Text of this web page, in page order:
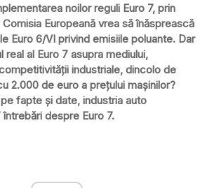
noilor reguli Euro 7, prin
Europeană vrea să înăsprească
Euro 6/VI privind emisiile poluante. Dar
al Euro 7 asupra mediului,
industriale, dincolo de
2.000 de euro a prețului mașinilor?
fapte și date, industria auto
despre Euro 7.